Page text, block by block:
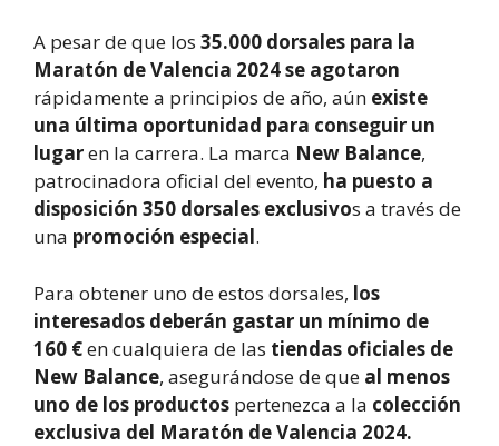
A pesar de que los 35.000 dorsales para la
Maratón de Valencia 2024 se agotaron
rápidamente a principios de año, aún existe
una última oportunidad para conseguir un
lugaren la carrera. La marca New Balance,
patrocinadora oficial del evento, ha puesto a
disposición 350 dorsales exclusivos a través de
una promoción especial.
Para obtener uno de estos dorsales, los
interesados deberán gastar un mínimo de
160 €en cualquiera de las tiendas oficiales de
New Balance, asegurándose de que al menos
uno de los productos pertenezca a la colección
exclusiva del Maratón de Valencia 2024.